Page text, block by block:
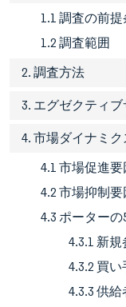
1.1 調査の前
1.2 調査範囲
2. 調査方法
3. エグゼクティ
4. 市場ダイナミク
4.1 市場促進要
4.2 市場抑制要
4.3 ポーター
4.3.1 新
4.3.2 買
4.3.3 供